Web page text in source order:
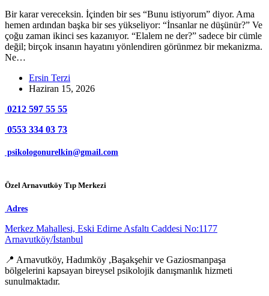
Bir karar vereceksin. İçinden bir ses “Bunu istiyorum” diyor. Ama
hemen ardından başka bir ses yükseliyor: “İnsanlar ne düşünür?” Ve
çoğu zaman ikinci ses kazanıyor. “Elalem ne der?” sadece bir cümle
değil; birçok insanın hayatını yönlendiren görünmez bir mekanizma.
Ne…
Ersin Terzi
Haziran 15, 2026
0212 597 55 55
0553 334 03 73
psikologonurelkin@gmail.com
Özel Arnavutköy Tıp Merkezi
Adres
Merkez Mahallesi, Eski Edirne Asfaltı Caddesi No:1177
Arnavutköy/İstanbul
📍 Arnavutköy, Hadımköy ,Başakşehir ve Gaziosmanpaşa
bölgelerini kapsayan bireysel psikolojik danışmanlık hizmeti
sunulmaktadır.